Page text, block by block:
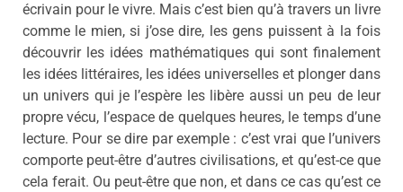
écrivain pour le vivre. Mais c’est bien qu’à travers un livre
comme le mien, si j’ose dire, les gens puissent à la fois
découvrir les idées mathématiques qui sont finalement
les idées littéraires, les idées universelles et plonger dans
un univers qui je l’espère les libère aussi un peu de leur
propre vécu, l’espace de quelques heures, le temps d’une
lecture. Pour se dire par exemple : c’est vrai que l’univers
comporte peut-être d’autres civilisations, et qu’est-ce que
cela ferait. Ou peut-être que non, et dans ce cas qu’est ce